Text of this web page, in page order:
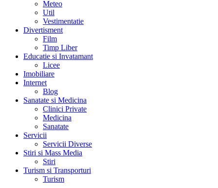
Meteo
Util
Vestimentatie
Divertisment
Film
Timp Liber
Educatie si Invatamant
Licee
Imobiliare
Internet
Blog
Sanatate si Medicina
Clinici Private
Medicina
Sanatate
Servicii
Servicii Diverse
Stiri si Mass Media
Stiri
Turism si Transporturi
Turism